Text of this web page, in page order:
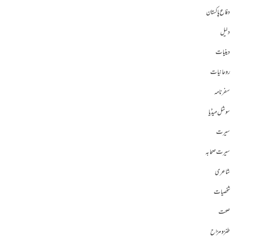
دفاع پاکستان
دلیل
دینیات
روحانیات
سفرنامہ
سوشل میڈیا
سیرت
سیرت صحابہ
شاعری
شخصیات
صحت
طنز و مزاح